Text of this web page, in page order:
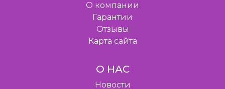
O компании
Гарантии
Отзывы
Карта сайта
О НАС
Новости